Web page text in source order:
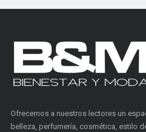
Ofrecemos a nuestros lectores un
belleza, perfumería, cosmética, estilo